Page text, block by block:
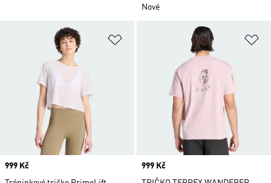
Nové
Přidat do seznamu přání
Price
999 Kč
Price
999 Kč